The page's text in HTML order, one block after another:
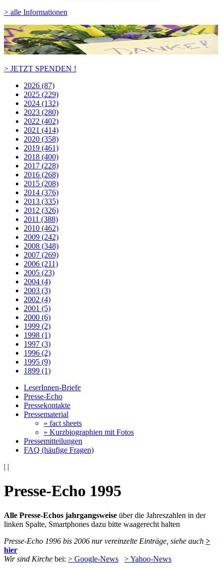
> alle Informationen
> JETZT SPENDEN !
2026 (87)
2025 (229)
2024 (132)
2023 (280)
2022 (402)
2021 (414)
2020 (358)
2019 (461)
2018 (400)
2017 (228)
2016 (268)
2015 (208)
2014 (376)
2013 (335)
2012 (326)
2011 (388)
2010 (462)
2009 (242)
2008 (348)
2007 (269)
2006 (211)
2005 (23)
2004 (4)
2003 (3)
2002 (4)
2001 (5)
2000 (6)
1999 (2)
1998 (1)
1997 (3)
1996 (2)
1995 (9)
1899 (1)
LeserInnen-Briefe
Presse-Echo
Pressekontakte
Pressematerial
» fact sheets
» Kurzbiographien mit Fotos
Pressemitteilungen
FAQ (häufige Fragen)
| |
Presse-Echo 1995
Alle Presse-Echos jahrgangsweise über die Jahreszahlen in der
linken Spalte, Smartphones dazu bitte waagerecht halten
Presse-Echo 1996 bis 2006 nur vereinzelte Einträge, siehe auch >
hier
Wir sind Kirche bei: > Google-News > Yahoo-News